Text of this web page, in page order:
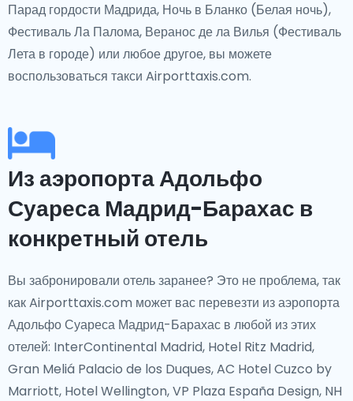
Парад гордости Мадрида, Ночь в Бланко (Белая ночь),
Фестиваль Ла Палома, Веранос де ла Вилья (Фестиваль
Лета в городе) или любое другое, вы можете
воспользоваться такси Airporttaxis.com.
Из аэропорта Адольфо
Суареса Мадрид-Барахас в
конкретный отель
Вы забронировали отель заранее? Это не проблема, так
как Airporttaxis.com может вас перевезти из аэропорта
Адольфо Суареса Мадрид-Барахас в любой из этих
отелей: InterContinental Madrid, Hotel Ritz Madrid,
Gran Meliá Palacio de los Duques, AC Hotel Cuzco by
Marriott, Hotel Wellington, VP Plaza España Design, NH